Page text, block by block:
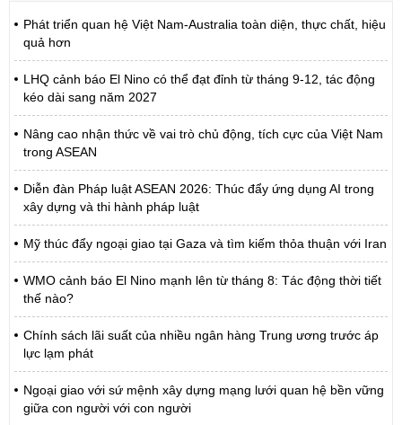
Phát triển quan hệ Việt Nam-Australia toàn diện, thực chất, hiệu
quả hơn
LHQ cảnh báo El Nino có thể đạt đỉnh từ tháng 9-12, tác động
kéo dài sang năm 2027
Nâng cao nhận thức về vai trò chủ động, tích cực của Việt Nam
trong ASEAN
Diễn đàn Pháp luật ASEAN 2026: Thúc đẩy ứng dụng AI trong
xây dựng và thi hành pháp luật
Mỹ thúc đẩy ngoại giao tại Gaza và tìm kiếm thỏa thuận với Iran
WMO cảnh báo El Nino mạnh lên từ tháng 8: Tác động thời tiết
thế nào?
Chính sách lãi suất của nhiều ngân hàng Trung ương trước áp
lực lạm phát
Ngoại giao với sứ mệnh xây dựng mạng lưới quan hệ bền vững
giữa con người với con người